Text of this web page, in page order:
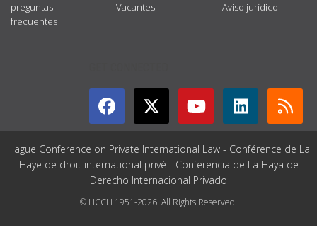
preguntas
frecuentes
Vacantes
Aviso jurídico
Hague Conference on Private International Law - Conférence de La
Haye de droit international privé - Conferencia de La Haya de
Derecho Internacional Privado
© HCCH 1951-2026. All Rights Reserved.